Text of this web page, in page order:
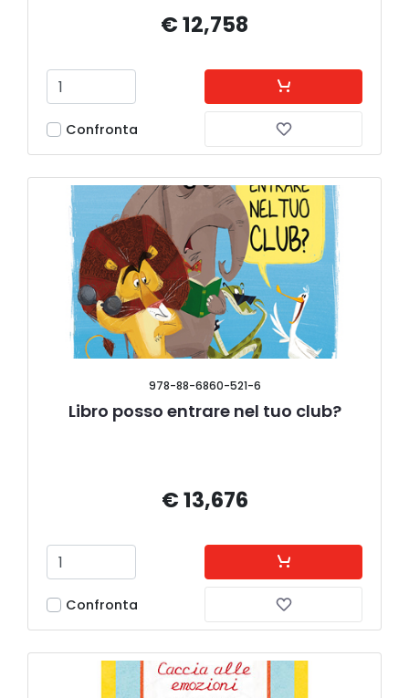
€ 12,758
Confronta
978-88-6860-521-6
Libro posso entrare nel tuo club?
€ 13,676
Confronta